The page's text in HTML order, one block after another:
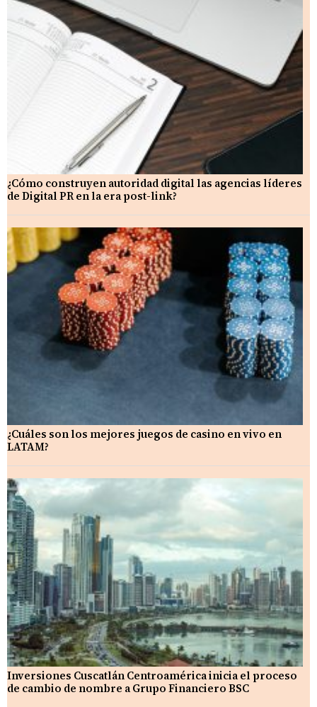
¿Cómo construyen autoridad digital las agencias líderes
de Digital PR en la era post-link?
¿Cuáles son los mejores juegos de casino en vivo en
LATAM?
Inversiones Cuscatlán Centroamérica inicia el proceso
de cambio de nombre a Grupo Financiero BSC